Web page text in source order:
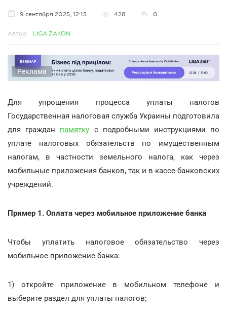
9 сентября 2025, 12:15 428 0
Автор: LIGA ZAKON
Реклама
Для упрощения процесса уплаты налогов
Государственная налоговая служба Украины подготовила
для граждан памятку с подробными инструкциями по
уплате налоговых обязательств по имущественным
налогам, в частности земельного налога, как через
мобильные приложения банков, так и в кассе банковских
учреждений.
Пример 1. Оплата через мобильное приложение банка
Чтобы уплатить налоговое обязательство через
мобильное приложение банка:
1) откройте приложение в мобильном телефоне и
выберите раздел для уплаты налогов;